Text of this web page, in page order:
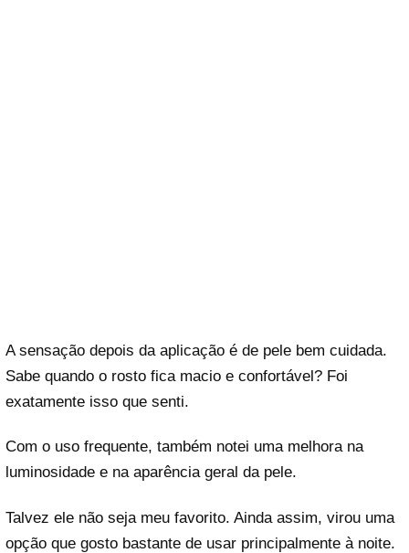
A sensação depois da aplicação é de pele bem cuidada.
Sabe quando o rosto fica macio e confortável? Foi
exatamente isso que senti.
Com o uso frequente, também notei uma melhora na
luminosidade e na aparência geral da pele.
Talvez ele não seja meu favorito. Ainda assim, virou uma
opção que gosto bastante de usar principalmente à noite.